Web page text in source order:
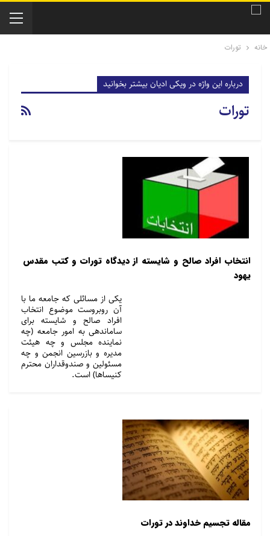
خانه تورات
درباره این واژه در ویکی ادیان بیشتر بخوانید
تورات
انتخاب افراد صالح و شایسته از دیدگاه تورات و کتب مقدس
یهود
یکی از مسائلی که جامعه ما با
آن روبروست موضوع انتخاب
افراد صالح و شایسته برای
ساماندهی به امور جامعه (چه
نماینده مجلس و چه هیئت
مدیره و بازرسین انجمن و چه
مسئولین و صندوقداران محترم
کنیساها) است.
مقاله تجسیم خداوند در تورات